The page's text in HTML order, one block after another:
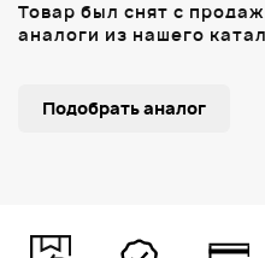
Товар был снят с
аналоги из нашего
Подобрать аналог